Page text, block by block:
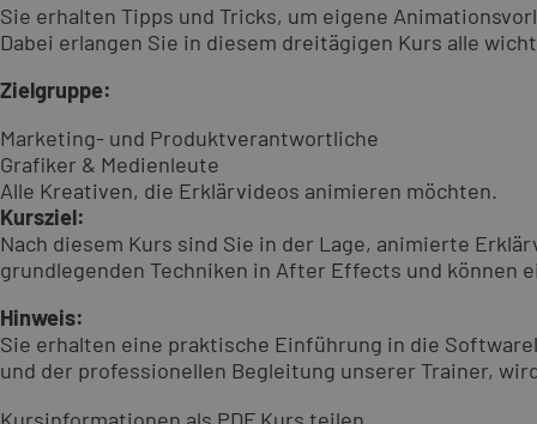
Sie erhalten Tipps und Tricks, um eigene
Dabei erlangen Sie in diesem dreitägigen Kurs alle
Zielgruppe:
Marketing- und Produktverantwortliche
Grafiker & Medienleute
Alle Kreativen, die Erklärvideos animieren möchten.
Kursziel:
Nach diesem Kurs sind Sie in der Lage, animierte
grundlegenden Techniken in After Effects und können
Hinweis:
Sie erhalten eine praktische Einführung in die
und der professionellen Begleitung unserer Trainer,
Kursinformationen als PDF Kurs teilen